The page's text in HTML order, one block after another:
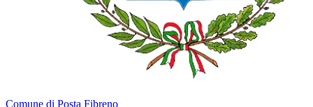
Comune di Posta Fibreno